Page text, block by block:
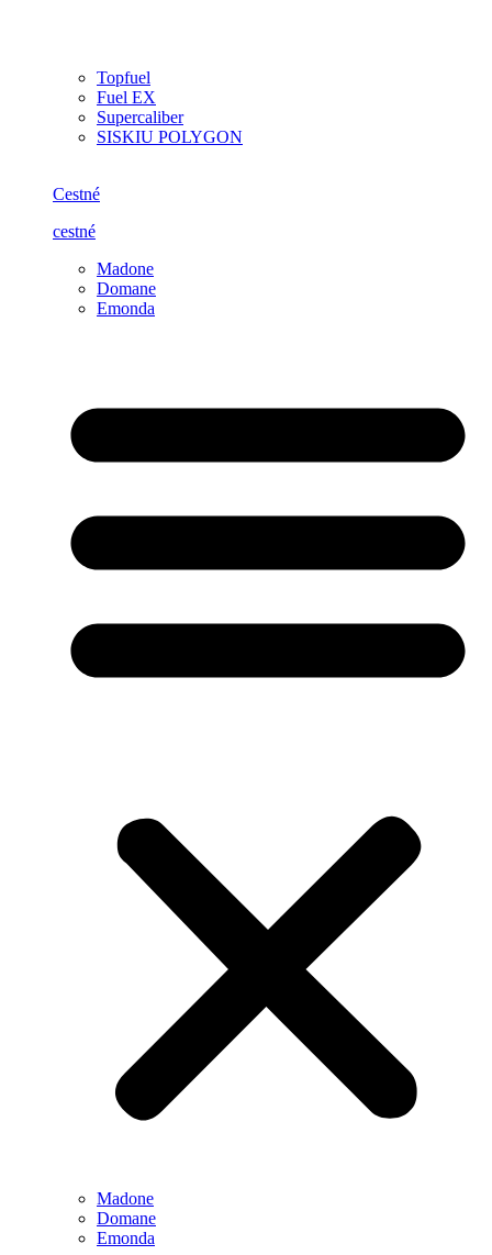
Topfuel
Fuel EX
Supercaliber
SISKIU POLYGON
Cestné
cestné
Madone
Domane
Emonda
Madone
Domane
Emonda